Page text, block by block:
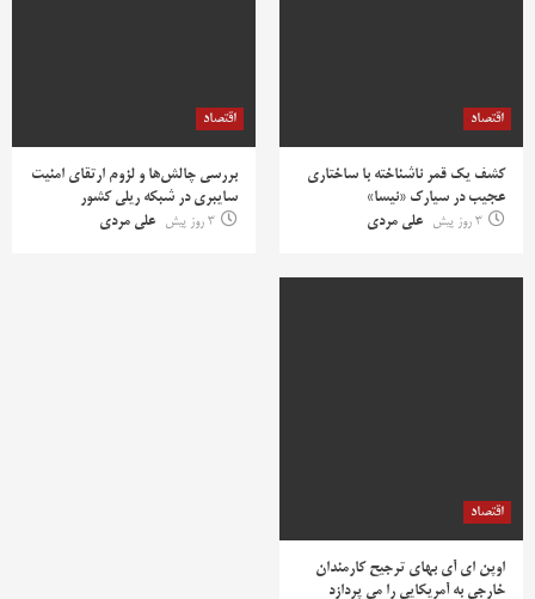
اقتصاد
کشف یک قمر ناشناخته با ساختاری
عجیب در سیارک «نیسا»
3 روز پیش
علی مردی
اقتصاد
بررسی چالش‌ها و لزوم ارتقای امنیت
سایبری در شبکه ریلی کشور
3 روز پیش
علی مردی
اقتصاد
اوپن ای آی بهای ترجیح کارمندان
خارجی به آمریکایی را می پردازد